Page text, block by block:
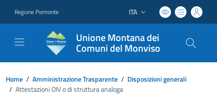
Regione Piemonte Lingua attiva:
ITA
Unione Montana dei
Comuni del Monviso
Home / Amministrazione Trasparente / Disposizioni generali
/ Attestazioni OIV o di struttura analoga